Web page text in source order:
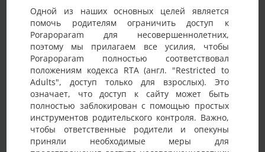
Одной из наших основных целей является
помочь родителям ограничить доступ к
Porapoparam для несовершеннолетних,
поэтому мы прилагаем все усилия, чтобы
Porapoparam полностью соответствовал
положениям кодекса RTA (англ. "Restricted to
Adults", доступ только для взрослых). Это
означает, что доступ к сайту может быть
полностью заблокирован с помощью простых
инструментов родительского контроля. Важно,
чтобы ответственные родители и опекуны
приняли необходимые меры для
Фото Активность
Детали анкеты
Имя на сайте
Andrii
Возраст
25-30 лет